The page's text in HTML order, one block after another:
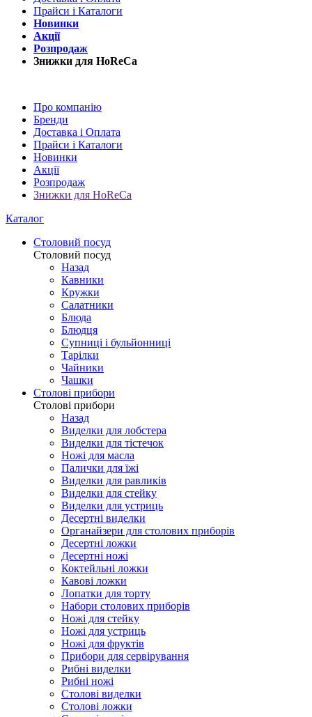
Прайси і Каталоги
Новинки
Акції
Розпродаж
Знижки для HoReCa
Про компанію
Бренди
Доставка і Оплата
Прайси і Каталоги
Новинки
Акції
Розпродаж
Знижки для HoReCa
Каталог
Столовий посуд
Столовий посуд
Назад
Кавники
Кружки
Салатники
Блюда
Блюдця
Супниці і бульйонниці
Тарілки
Чайники
Чашки
Столові прибори
Столові прибори
Назад
Виделки для лобстера
Виделки для тістечок
Ножі для масла
Палички для їжі
Виделки для равликів
Виделки для стейку
Виделки для устриць
Десертні виделки
Органайзери для столових приборів
Десертні ложки
Десертні ножі
Коктейльні ложки
Кавові ложки
Лопатки для торту
Набори столових приборів
Ножі для стейку
Ножі для устриць
Ножі для фруктів
Прибори для сервірування
Рибні виделки
Рибні ножі
Столові виделки
Столові ложки